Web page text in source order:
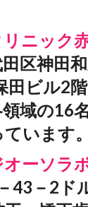
ニック
田区神田
ビル2
域の16
います
ーソラ
43－2ド